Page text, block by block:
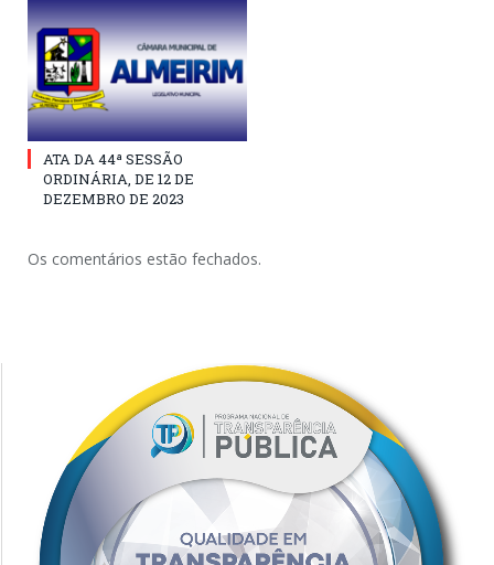
ATA DA 44ª SESSÃO
ORDINÁRIA, DE 12 DE
DEZEMBRO DE 2023
Os comentários estão fechados.